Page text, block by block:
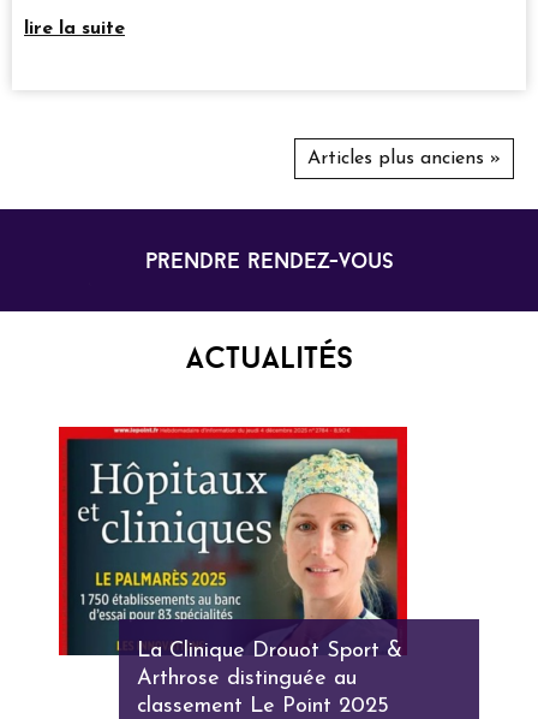
lire la suite
Articles plus anciens »
prendre rendez-vous
Actualités
La Clinique Drouot Sport &
Arthrose distinguée au
classement Le Point 2025